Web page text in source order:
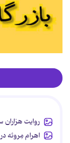
روایت
اهرام مِروئه